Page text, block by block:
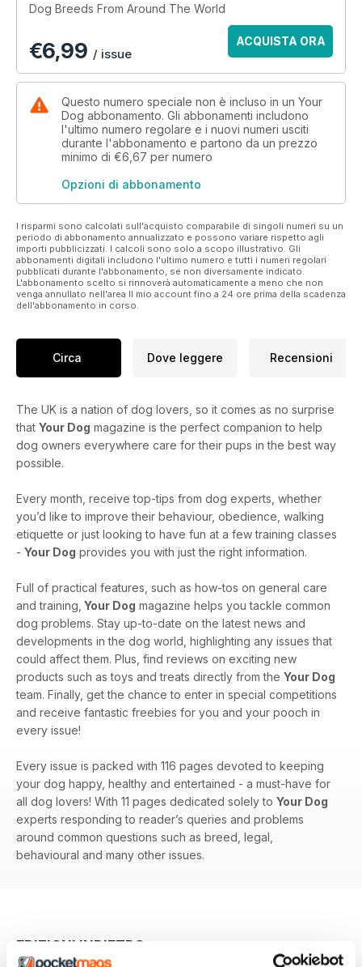
Dog Breeds From Around The World
€6,99 / issue
ACQUISTA ORA
Questo numero speciale non è incluso in un Your
Dog abbonamento. Gli abbonamenti includono
l'ultimo numero regolare e i nuovi numeri usciti
durante l'abbonamento e partono da un prezzo
minimo di €6,67 per numero
Opzioni di abbonamento
I risparmi sono calcolati sull'acquisto comparabile di singoli numeri su un
periodo di abbonamento annualizzato e possono variare rispetto agli
importi pubblicizzati. I calcoli sono solo a scopo illustrativo. Gli
abbonamenti digitali includono l'ultimo numero e tutti i numeri regolari
pubblicati durante l'abbonamento, se non diversamente indicato.
L'abbonamento scelto si rinnoverà automaticamente a meno che non
venga annullato nell'area Il mio account fino a 24 ore prima della scadenza
dell'abbonamento in corso.
Circa Dove leggere Recensioni
The UK is a nation of dog lovers, so it comes as no surprise
that Your Dog magazine is the perfect companion to help
dog owners everywhere care for their pups in the best way
possible.
Every month, receive top-tips from dog experts, whether
you’d like to improve their behaviour, obedience, walking
etiquette or just looking to have fun at a few training classes
- Your Dog provides you with just the right information.
Full of practical features, such as how-tos on general care
and training, Your Dog magazine helps you tackle common
dog problems. Stay up-to-date on the latest news and
developments in the dog world, highlighting any issues that
could affect them. Plus, find reviews on exciting new
products such as toys and treats directly from the Your Dog
team. Finally, get the chance to enter in special competitions
and receive fantastic freebies for you and your pooch in
every issue!
Every issue is packed with 116 pages devoted to keeping
your dog happy, healthy and entertained - a must-have for
all dog lovers! With 11 pages dedicated solely to Your Dog
experts responding to reader’s queries and problems
around common questions such as breed, legal,
behavioural and many other issues.
EDIZIONI INDIETRO